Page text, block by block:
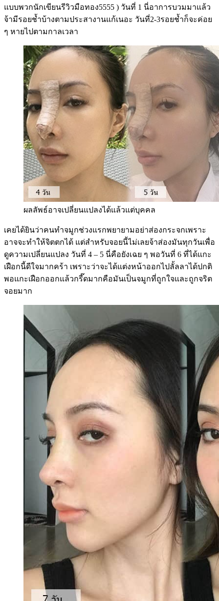
แบบพวกนักเขียนรีวิวมือทอง5555 ) วันที่ 1 นี่อาการบวมมาแล้ว
จ้ามีรอยช้ำบ้างตามประสางานแก้เนอะ วันที่2-3รอยช้ำก็จะค่อย
ๆ หายไปตามกาลเวลา
ผลลัพธ์อาจเปลี่ยนแปลงได้แล้วแต่บุคคล
เคยได้ยินว่าคนทำจมูกช่วงแรกพยายามอย่าส่องกระจกเพราะ
อาจจะทำให้จิตตกได้ แต่สำหรับจอยนี้ไม่เลยจ้าส่องมันทุกวันเพื่อ
ดูความเปลี่ยนแปลง วันที่ 4 – 5 นี่คือยังเฉย ๆ พอวันที่ 6 ที่ได้แกะ
เฝือกนี้ดีใจมากคร้า เพราะว่าจะได้แต่งหน้าออกไปลั้ลลาได้ปกติ
พอแกะเฝือกออกแล้วกรี๊ดมากคือมันเป็นจมูกที่ถูกใจและถูกจริต
จอยมาก